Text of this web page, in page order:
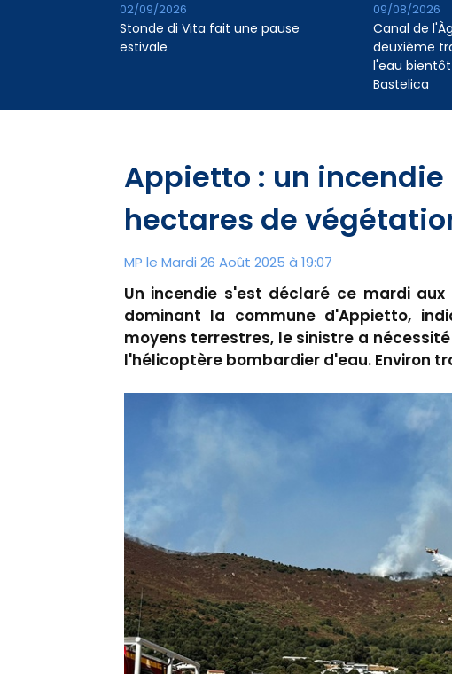
Stonde di Vita fait une pause
estivale
02/09/2026
Canal de
deuxième
l'eau
Bastelica
09/08/2026
Appietto : un incendie
hectares de
MP le Mardi 26 Août 2025 à 19:07
Un incendie s'est déclaré ce mardi
dominant la commune d'Appietto,
moyens terrestres, le sinistre a
l'hélicoptère bombardier d'eau. Environ